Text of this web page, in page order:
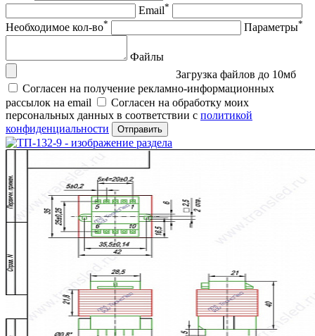
Email*
Необходимое кол-во* Параметры*
Файлы
Загрузка файлов до 10мб
Согласен на получение рекламно-информационных
рассылок на email
Согласен на обработку моих
персональных данных в соответствии с политикой
конфиденциальности
Отправить